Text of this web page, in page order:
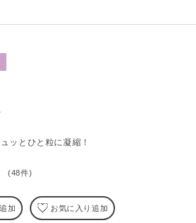
ッとひと粒に凝縮！
(48件)
加 お気に入り追加